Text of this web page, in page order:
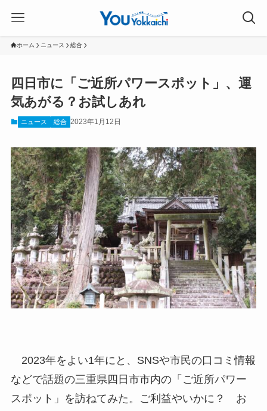
ホーム ニュース 総合
四日市に「ご近所パワースポット」、運
気あがる？お試しあれ
ニュース 総合 2023年1月12日
2023年をよい1年にと、SNSや市民の口コミ情報
などで話題の三重県四日市市内の「ご近所パワー
スポット」を訪ねてみた。ご利益やいかに？ お